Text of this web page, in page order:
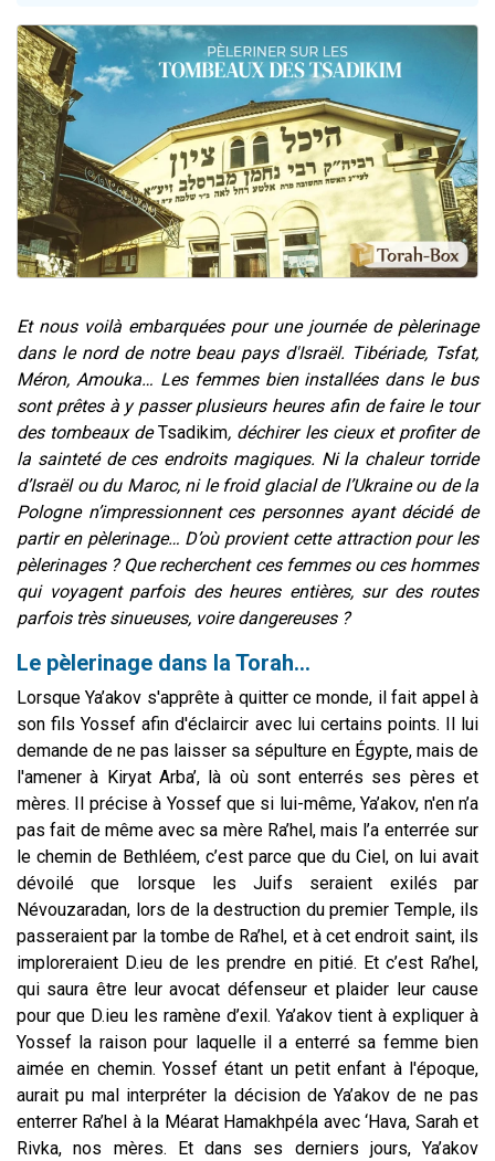
30 personnes viennent de faire un don pour Sauvez la jambe de Yohan
Il reste 49 places pour étudier en groupe sur Zoom
12 nouvelles musiques dans Torah-Box Music
29 personnes viennent de demander une bénédiction
Et nous voilà embarquées pour une journée de pèlerinage
dans le nord de notre beau pays d'Israël. Tibériade, Tsfat,
Méron, Amouka… Les femmes bien installées dans le bus
sont prêtes à y passer plusieurs heures afin de faire le tour
des tombeaux deTsadikim, déchirer les cieux et profiter de
la sainteté de ces endroits magiques. Ni la chaleur torride
d’Israël ou du Maroc, ni le froid glacial de l’Ukraine ou de la
Pologne n’impressionnent ces personnes ayant décidé de
partir en pèlerinage… D’où provient cette attraction pour les
pèlerinages ? Que recherchent ces femmes ou ces hommes
qui voyagent parfois des heures entières, sur des routes
parfois très sinueuses, voire dangereuses ?
Le pèlerinage dans la Torah…
Lorsque Ya’akov s'apprête à quitter ce monde, il fait appel à
son fils Yossef afin d'éclaircir avec lui certains points. Il lui
demande de ne pas laisser sa sépulture en Égypte, mais de
l'amener à Kiryat Arba’, là où sont enterrés ses pères et
mères. Il précise à Yossef que si lui-même, Ya’akov, n'en n’a
pas fait de même avec sa mère Ra’hel, mais l’a enterrée sur
le chemin de Bethléem, c’est parce que du Ciel, on lui avait
dévoilé que lorsque les Juifs seraient exilés par
Névouzaradan, lors de la destruction du premier Temple, ils
passeraient par la tombe de Ra’hel, et à cet endroit saint, ils
imploreraient D.ieu de les prendre en pitié. Et c’est Ra’hel,
qui saura être leur avocat défenseur et plaider leur cause
pour que D.ieu les ramène d’exil. Ya’akov tient à expliquer à
Yossef la raison pour laquelle il a enterré sa femme bien
aimée en chemin. Yossef étant un petit enfant à l'époque,
aurait pu mal interpréter la décision de Ya’akov de ne pas
enterrer Ra’hel à la Méarat Hamakhpéla avec ‘Hava, Sarah et
Rivka, nos mères. Et dans ses derniers jours, Ya’akov